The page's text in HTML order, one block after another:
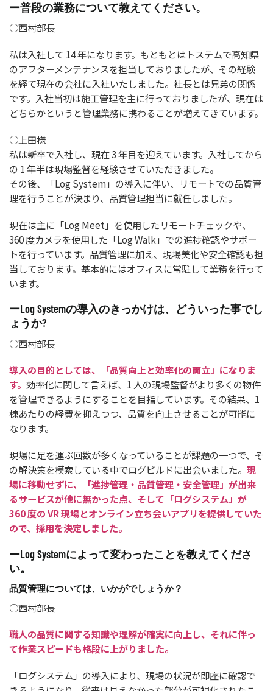
ー普段の業務について教えてください。
○西村部長
私は入社して 14 年になります。もともとはトステムで高知県
のアフターメンテナンスを担当しておりましたが、その経験
を経て現在の会社に入社いたしました。社長とは兄弟の関係
です。入社当初は施工管理を主に行っておりましたが、現在は
どちらかというと管理業務に携わることが増えてきています。
○上田様
私は新卒で入社し、現在 3 年目を迎えています。入社してから
の 1 年半は現場監督を経験させていただきました。
その後、「Log System」の導入に伴い、リモートでの品質管
理を行うことが決まり、品質管理担当に就任しました。
現在は主に「Log Meet」を使用したリモートチェックや、
360 度カメラを使用した「Log Walk」での進捗確認やサポー
トを行っています。品質管理に加え、現場美化や安全確認も担
当しております。基本的にはオフィスに常駐して業務を行って
います。
ーLog Systemの導入のきっかけは、どういった事でし
ょうか?
○西村部長
導入の目的としては、「品質向上と効率化の両立」になりま
す。 効率化に関して言えば、1 人の現場監督がより多くの物件
を管理できるようにすることを目指しています。その結果、1
棟あたりの経費を抑えつつ、品質を向上させることが可能に
なります。
現場に足を運ぶ回数が多くなっていることが課題の一つで、そ
の解決策を模索している中でログビルドに出会いました。 現
場に移動せずに、「進捗管理・品質管理・安全管理」が出来
るサービスが他に無かった点、そして「ログシステム」が
360 度の VR 現場とオンライン立ち会いアプリを提供していた
ので、採用を決定しました。
ーLog Systemによって変わったことを教えてくださ
い。
品質管理については、いかがでしょうか？
○西村部長
職人の品質に関する知識や理解が確実に向上し、それに伴っ
て作業スピードも格段に上がりました。
「ログシステム」の導入により、現場の状況が即座に確認で